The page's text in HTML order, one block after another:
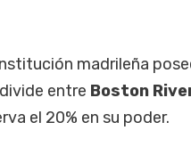
madrileña
entre Boston
el 20% en su poder.